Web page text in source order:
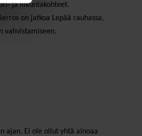
ja liikuntakohteet.
on jatkoa Lepää rauhassa,
vahvistamiseen.
ajan. Ei ole ollut yhtä ainoaa